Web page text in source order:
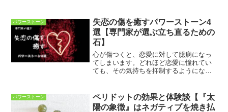
についての効果と意味、体験談をまとめ
ていきます。アクアオーラ...
パワーストーン
失恋の傷を癒すパワーストーン4
選【専門家が選ぶ立ち直るための
石】
心が傷つくと、恋愛に対して臆病になっ
てしまいます。どれほど恋愛に憧れてい
ても、その気持ちを抑制するようになり
ンには、そういった抵抗を穏やかに解消
し、恋に傷ついて疲れてし...
パワーストーン
ペリドットの効果と体験談【『太
陽の象徴』はネガティブを焼き払